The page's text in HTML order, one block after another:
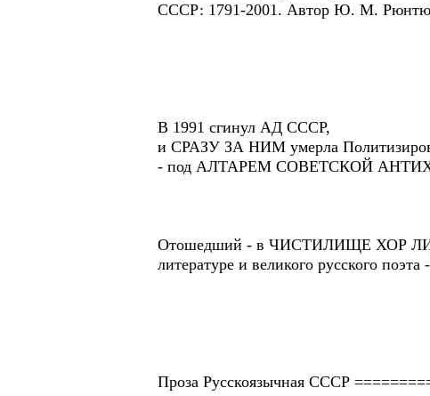
СССР: 1791-2001. Автор Ю. М.
В 1991 сгинул АД СССР,
и СРАЗУ ЗА НИМ умерла
- под АЛТАРЕМ СОВЕТСКОЙ
Отошедший - в ЧИСТИЛИЩЕ ХОР
литературе и великого русского
Проза Русскоязычная СССР